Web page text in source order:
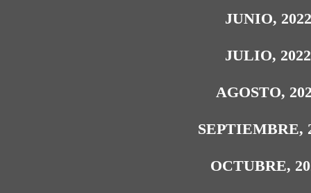
JUNIO, 2022
JULIO, 2022
AGOSTO,
SEPTIEMBRE,
OCTUBRE,